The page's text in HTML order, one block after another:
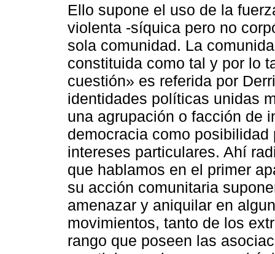
Ello supone el uso de la
violenta -síquica pero no
sola comunidad. La
constituida como tal y por lo
cuestión» es referida por
identidades políticas unidas
una agrupación o facción de
democracia como
intereses particulares. Ahí
que hablamos en el primer
su acción comunitaria
amenazar y aniquilar en
movimientos, tanto de los
rango que poseen las